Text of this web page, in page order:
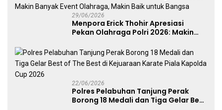
29/06/2026
Menpora Erick Thohir Apresiasi
Pekan Olahraga Polri 2026: Makin
untuk Bangsa
22/06/2026
Polres Pelabuhan Tanjung Perak
Borong 18 Medali dan Tiga Gelar Best